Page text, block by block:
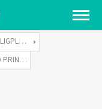
WATERVILLA MET LIGPLAATS
1.AA HOOFDFOTO PRINSENEILAND 20E–